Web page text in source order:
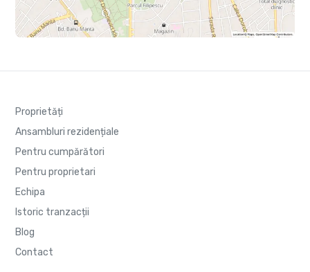
Proprietăți
Ansambluri rezidențiale
Pentru cumpărători
Pentru proprietari
Echipa
Istoric tranzacții
Blog
Contact